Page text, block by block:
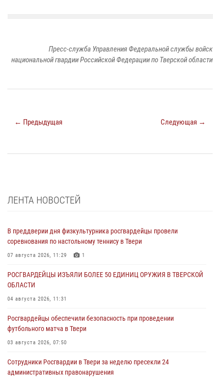
Пресс-служба Управления Федеральной службы войск
национальной гвардии Российской Федерации по Тверской области
← Предыдущая Следующая →
ЛЕНТА НОВОСТЕЙ
В преддверии дня физкультурника росгвардейцы провели
соревнования по настольному теннису в Твери
07 августа 2026, 11:29 1
РОСГВАРДЕЙЦЫ ИЗЪЯЛИ БОЛЕЕ 50 ЕДИНИЦ ОРУЖИЯ В ТВЕРСКОЙ
ОБЛАСТИ
04 августа 2026, 11:31
Росгвардейцы обеспечили безопасность при проведении
футбольного матча в Твери
03 августа 2026, 07:50
Сотрудники Росгвардии в Твери за неделю пресекли 24
административных правонарушения